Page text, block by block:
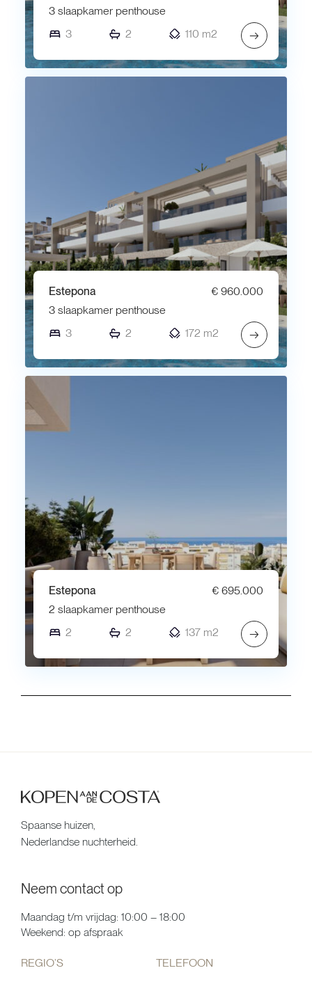
3 slaapkamer penthouse
3
2 110 m2 →
Estepona
€ 960.000
3 slaapkamer penthouse
3
2 172 m2 →
Estepona
€ 695.000
2 slaapkamer penthouse
2
2 137 m2 →
Spaanse huizen,
Nederlandse nuchterheid.
Neem contact op
Maandag t/m vrijdag: 10:00 – 18:00
Weekend: op afspraak
REGIO’S TELEFOON